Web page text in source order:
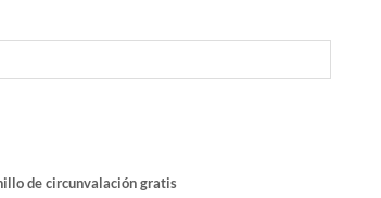
de circunvalación gratis